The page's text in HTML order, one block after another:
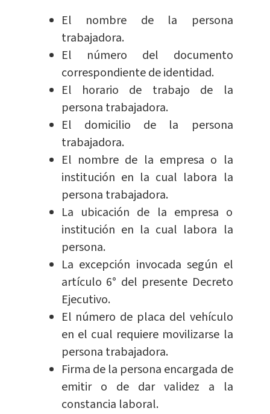
El nombre de la persona
trabajadora.
El número del documento
correspondiente de identidad.
El horario de trabajo de la
persona trabajadora.
El domicilio de la persona
trabajadora.
El nombre de la empresa o la
institución en la cual labora la
persona trabajadora.
La ubicación de la empresa o
institución en la cual labora la
persona.
La excepción invocada según el
artículo 6° del presente Decreto
Ejecutivo.
El número de placa del vehículo
en el cual requiere movilizarse la
persona trabajadora.
Firma de la persona encargada de
emitir o de dar validez a la
constancia laboral.